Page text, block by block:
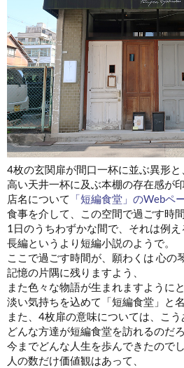
4枚の玄関扉が間口一杯に並ぶ異形と
高い天井一杯に及ぶ本棚の存在感が印
店名について
「短編食堂」のWebペ
食事を介して、この空間で過ごす時間
1日のうちわずかな間で、それは例え
長編というより短編小説のようで。
ここで過ごす時間が、願わくは 心の
記憶の片隅に残りますよう、
また色々な物語が生まれますようにと
淡い気持ちを込めて「短編食堂」と
また、4枚扉の意味については、こう
どんな方達が短編食堂を訪れるのだろ
今までどんな人生を歩んできたのでし
人の数だけ価値観はあって、